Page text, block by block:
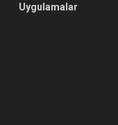
Uygulamalar